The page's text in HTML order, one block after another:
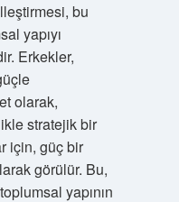
bu
yapıyı
Erkekler,
olarak,
stratejik bir
için, güç bir
görülür. Bu,
yapının